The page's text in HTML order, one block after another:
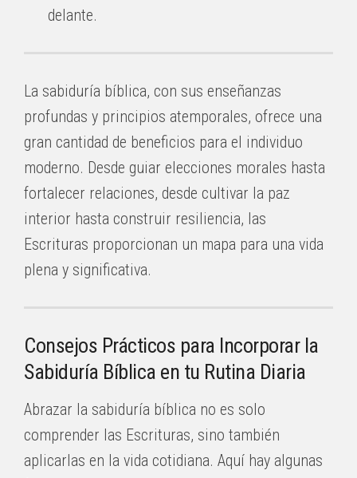
delante.
La sabiduría bíblica, con sus enseñanzas
profundas y principios atemporales, ofrece una
gran cantidad de beneficios para el individuo
moderno. Desde guiar elecciones morales hasta
fortalecer relaciones, desde cultivar la paz
interior hasta construir resiliencia, las
Escrituras proporcionan un mapa para una vida
plena y significativa.
Consejos Prácticos para Incorporar la
Sabiduría Bíblica en tu Rutina Diaria
Abrazar la sabiduría bíblica no es solo
comprender las Escrituras, sino también
aplicarlas en la vida cotidiana. Aquí hay algunas